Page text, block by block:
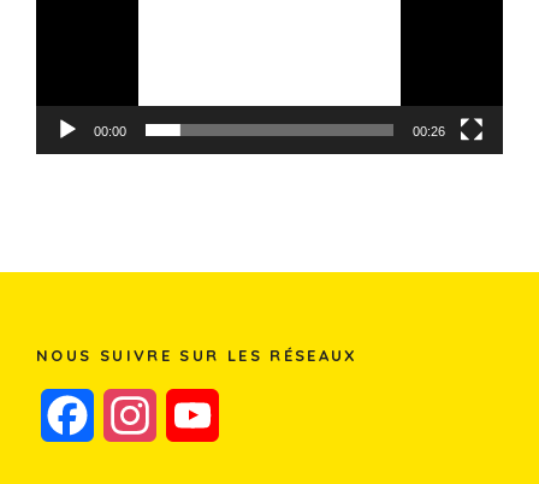
00:00 00:26
NOUS SUIVRE SUR LES RÉSEAUX